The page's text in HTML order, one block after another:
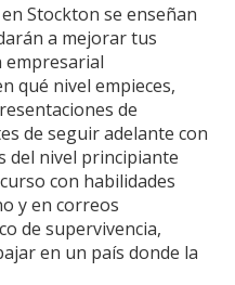
Stockton se enseñan
a mejorar tus
empresarial
qué nivel empieces,
de
de seguir adelante con
del nivel principiante
con habilidades
y en correos
de supervivencia,
en un país donde la